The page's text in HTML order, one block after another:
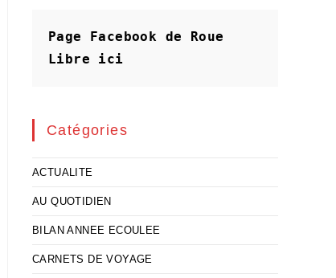
Page Facebook de Roue
Libre
ici
Catégories
ACTUALITE
AU QUOTIDIEN
BILAN ANNEE ECOULEE
CARNETS DE VOYAGE